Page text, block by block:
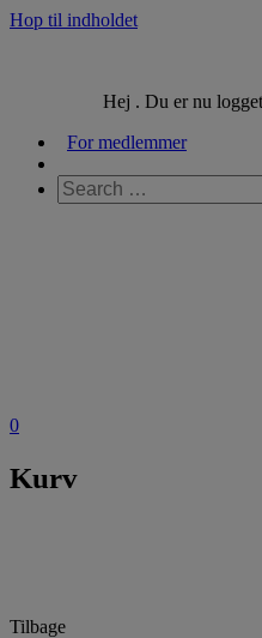
Hop til indholdet
Hej . Du er nu
For medlemmer
0
Kurv
Tilbage